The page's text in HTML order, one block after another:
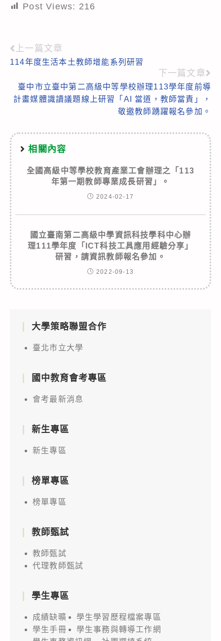
Post Views: 216
Read
more
articles
上一篇文章
114年度生活本土教師增能系列研習
下一篇文章
臺中市立臺中第二高級中等學校辦理113學年度前導
計畫媒體識讀議題線上研習「AI 當道，教師當責」，
敬邀教師踴躍報名參加。
相關內容
全國高級中等學校教育產業工會辦理之「113
年第一期教師專業成長研習」。
2024-02-17
國立臺南第二高級中學資訊科技學科中心辦
理111學年度「ICT科技工具應用經驗分享」
研習，請資訊教師報名參加。
2022-09-13
大學策略聯盟合作
臺北市立大學
國中教育會考專區
會考最新消息
新生專區
新生專區
榜單專區
榜單專區
教師甄試
教師甄試
代理教師甄試
學生專區
成績缺曠
學生學習歷程檔案專區
學生手冊
學生事務與轉導工作網